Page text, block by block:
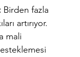
Birden fazla
artırıyor.
mali